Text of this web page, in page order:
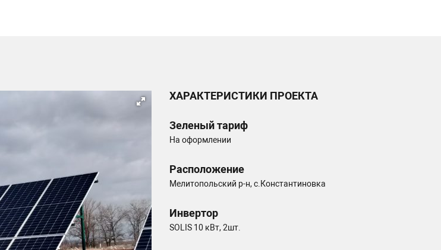
ХАРАКТЕРИСТИКИ ПРОЕКТА
Зеленый тариф
На оформлении
Расположение
Мелитопольский р-н, с.Константиновка
Инвертор
SOLIS 10 кВт, 2шт.